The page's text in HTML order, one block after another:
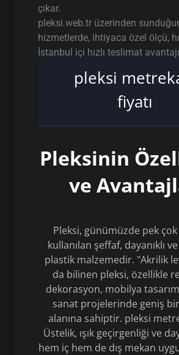
çıkar.
pleksi.web.tr üzerinden
hizmetlerde, ihtiyaca özel ölçü,
İstanbul içi hızlı teslimat
pleksi
fiyatı
Pleksinin
ve
Pleksi, günümüzde pek
kullanılan şeffaf, dayanıklı
plastik malzemedir. "Akrilik
da bilinen pleksi, özellikle
dekorasyon, mobilya
sanat projelerinde geniş
alanına sahiptir. pleksi
Üstelik, ışık geçirgenliği ve
hem iç hem de dış mekan